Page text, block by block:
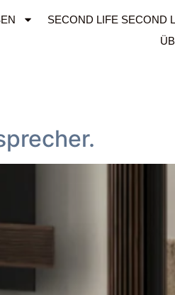
SECOND LIFE SECOND